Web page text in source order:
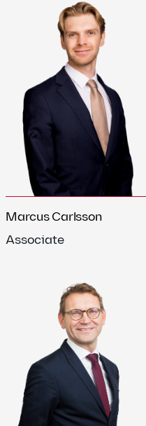
Marcus Carlsson
Associate